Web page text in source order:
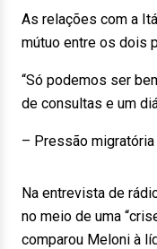
As relações com a
mútuo entre os dois
“Só podemos ser
de consultas e um
– Pressão
Na entrevista de
no meio de uma
comparou Meloni à